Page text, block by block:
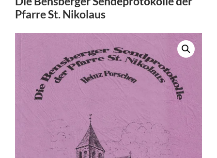
Pfarre St. Nikolaus